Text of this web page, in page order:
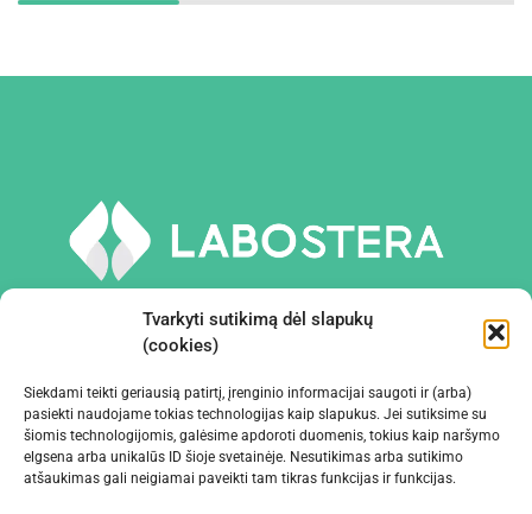
Tvarkyti sutikimą dėl slapukų
(cookies)
Siekdami teikti geriausią patirtį, įrenginio informacijai saugoti ir (arba)
pasiekti naudojame tokias technologijas kaip slapukus. Jei sutiksime su
šiomis technologijomis, galėsime apdoroti duomenis, tokius kaip naršymo
elgsena arba unikalūs ID šioje svetainėje. Nesutikimas arba sutikimo
atšaukimas gali neigiamai paveikti tam tikras funkcijas ir funkcijas.
PRIEMONĖS IR ĮRANGA
ĮMONĖ